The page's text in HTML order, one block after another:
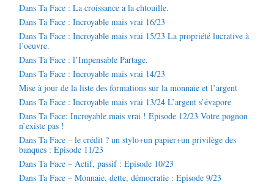
Dans Ta Face : La croissance a la chtouille.
Dans Ta Face : Incroyable mais vrai 16/23
Dans Ta Face : Incroyable mais vrai 15/23 La propriété lucrative à
l’oeuvre.
Dans Ta Face : l’Impensable Partage.
Dans Ta Face : Incroyable mais vrai 14/23
Mise à jour de la liste des formations sur la monnaie et l’argent
Dans Ta Face : Incroyable mais vrai 13/24 L’argent s’évapore
Dans Ta Face: Incroyable mais vrai ! Episode 12/23 Votre pognon
n’existe pas !
Dans Ta Face – le crédit ? un stylo+un papier+un privilège des
banques : Episode 11/23
Dans Ta Face – Actif, passif : Episode 10/23
Dans Ta Face – Monnaie, dette, démocratie : Episode 9/23